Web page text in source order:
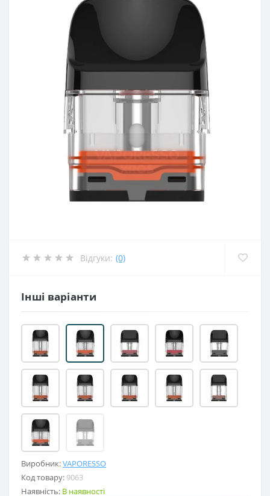
Відгуки: (0)
Інші варіанти
Виробник:VAPORESSO
Код товару: 9063
Наявність: В наявності